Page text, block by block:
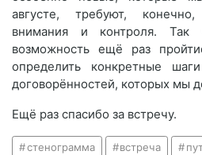
августе, требуют,
внимания и контроля. Так
возможность ещё раз
определить конкретные
договорённостей, которых мы
Ещё раз спасибо за встречу.
стенограмма встреча